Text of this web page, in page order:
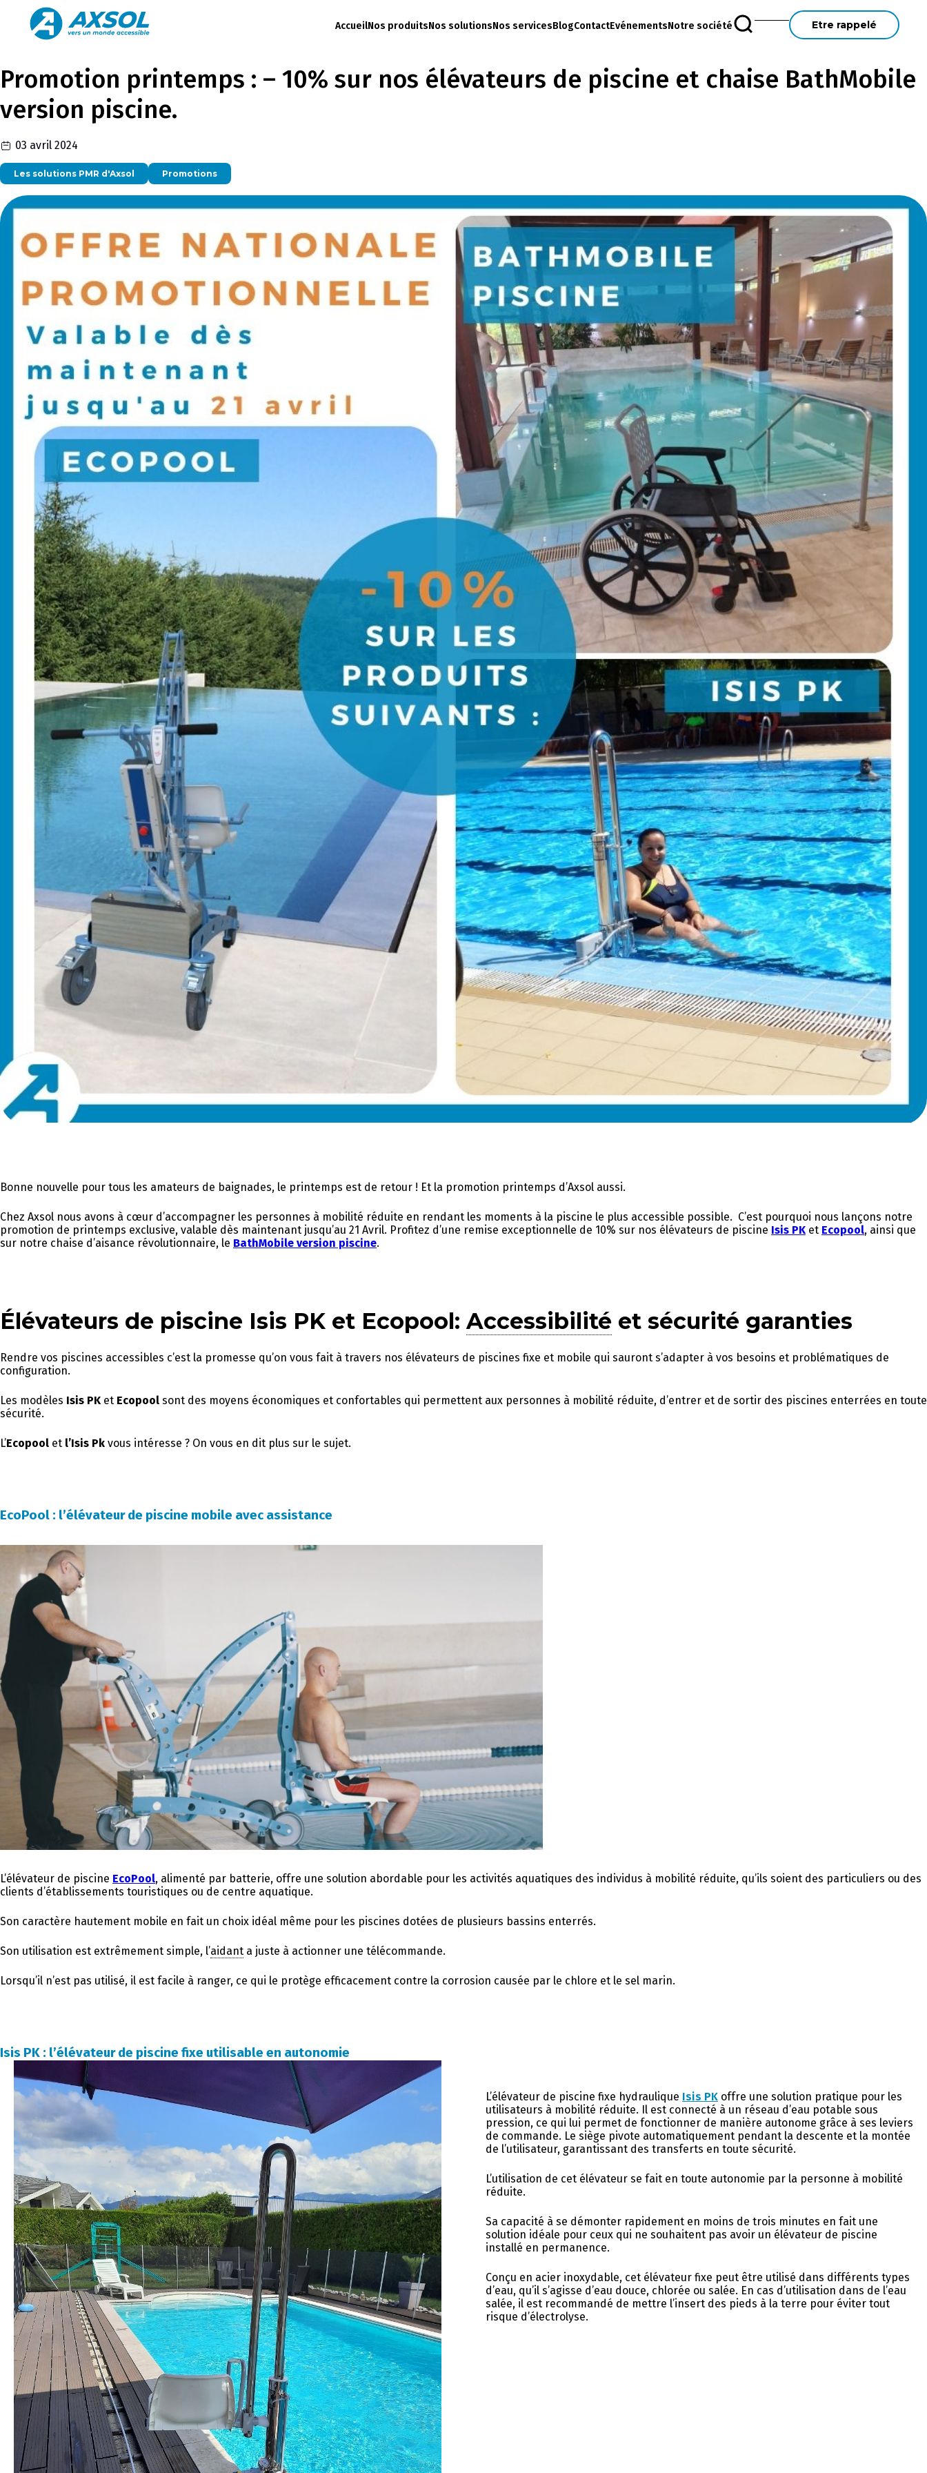
AccueilNos produitsNos solutionsNos servicesBlogContactEvénementsNotre société Etre rappelé
Promotion printemps : – 10% sur nos élévateurs de piscine et chaise BathMobile
version piscine.
03 avril 2024
Les solutions PMR d'Axsol Promotions
Bonne nouvelle pour tous les amateurs de baignades, le printemps est de retour ! Et la promotion printemps d’Axsol aussi.
Chez Axsol nous avons à cœur d’accompagner les personnes à mobilité réduite en rendant les moments à la piscine le plus accessible possible. C’est pourquoi nous lançons notre
promotion de printemps exclusive, valable dès maintenant jusqu’au 21 Avril. Profitez d’une remise exceptionnelle de 10% sur nos élévateurs de piscine Isis PK et Ecopool, ainsi que
sur notre chaise d’aisance révolutionnaire, le BathMobile version piscine.
Élévateurs de piscine Isis PK et Ecopool: Accessibilité et sécurité garanties
Rendre vos piscines accessibles c’est la promesse qu’on vous fait à travers nos élévateurs de piscines fixe et mobile qui sauront s’adapter à vos besoins et problématiques de
configuration.
Les modèles Isis PK et Ecopool sont des moyens économiques et confortables qui permettent aux personnes à mobilité réduite, d’entrer et de sortir des piscines enterrées en toute
sécurité.
L’Ecopool et l’Isis Pk vous intéresse ? On vous en dit plus sur le sujet.
EcoPool : l’élévateur de piscine mobile avec assistance
L’élévateur de piscine EcoPool, alimenté par batterie, offre une solution abordable pour les activités aquatiques des individus à mobilité réduite, qu’ils soient des particuliers ou des
clients d’établissements touristiques ou de centre aquatique.
Son caractère hautement mobile en fait un choix idéal même pour les piscines dotées de plusieurs bassins enterrés.
Son utilisation est extrêmement simple, l’aidant a juste à actionner une télécommande.
Lorsqu’il n’est pas utilisé, il est facile à ranger, ce qui le protège efficacement contre la corrosion causée par le chlore et le sel marin.
Isis PK : l’élévateur de piscine fixe utilisable en autonomie
L’élévateur de piscine fixe hydraulique Isis PK offre une solution pratique pour les
utilisateurs à mobilité réduite. Il est connecté à un réseau d’eau potable sous
pression, ce qui lui permet de fonctionner de manière autonome grâce à ses leviers
de commande. Le siège pivote automatiquement pendant la descente et la montée
de l’utilisateur, garantissant des transferts en toute sécurité.
L’utilisation de cet élévateur se fait en toute autonomie par la personne à mobilité
réduite.
Sa capacité à se démonter rapidement en moins de trois minutes en fait une
solution idéale pour ceux qui ne souhaitent pas avoir un élévateur de piscine
installé en permanence.
Conçu en acier inoxydable, cet élévateur fixe peut être utilisé dans différents types
d’eau, qu’il s’agisse d’eau douce, chlorée ou salée. En cas d’utilisation dans de l’eau
salée, il est recommandé de mettre l’insert des pieds à la terre pour éviter tout
risque d’électrolyse.